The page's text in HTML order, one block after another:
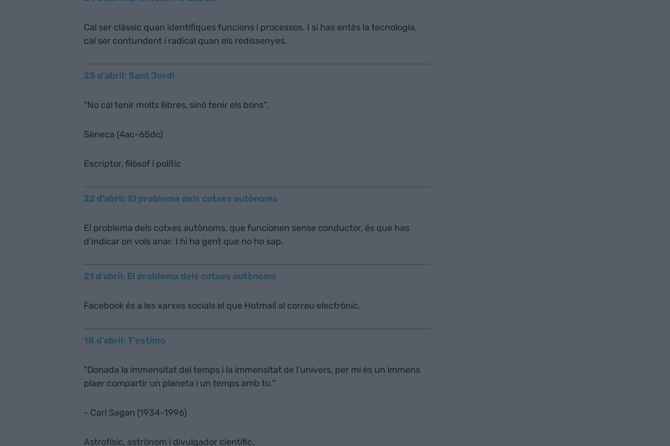
Cal ser clàssic quan identifiques funcions i processos. I si has entès la tecnologia,
cal ser contundent i radical quan els redissenyes.
23 d'abril: Sant Jordi
“No cal tenir molts llibres, sinó tenir els bons”.
Sèneca (4ac-65dc)
Escriptor, filòsof i polític
22 d'abril: El problema dels cotxes autònoms
El problema dels cotxes autònoms, que funcionen sense conductor, és que has
d’indicar on vols anar. I hi ha gent que no ho sap.
21 d'abril: El problema dels cotxes autònoms
Facebook és a les xarxes socials el que Hotmail al correu electrònic.
18 d'abril: T'estimo
"Donada la immensitat del temps i la immensitat de l’univers, per mi és un immens
plaer compartir un planeta i un temps amb tu."
- Carl Sagan (1934-1996)
Astrofísic, astrònom i divulgador científic.